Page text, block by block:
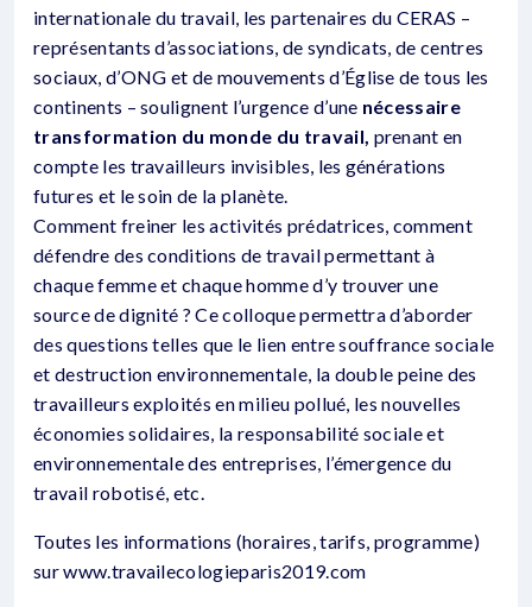
internationale du travail, les partenaires du CERAS –
représentants d’associations, de syndicats, de centres
sociaux, d’ONG et de mouvements d’Église de tous les
continents – soulignent l’urgence d’une nécessaire
transformation du monde du travail, prenant en
compte les travailleurs invisibles, les générations
futures et le soin de la planète.
Comment freiner les activités prédatrices, comment
défendre des conditions de travail permettant à
chaque femme et chaque homme d’y trouver une
source de dignité ? Ce colloque permettra d’aborder
des questions telles que le lien entre souffrance sociale
et destruction environnementale, la double peine des
travailleurs exploités en milieu pollué, les nouvelles
économies solidaires, la responsabilité sociale et
environnementale des entreprises, l’émergence du
travail robotisé, etc.
Toutes les informations (horaires, tarifs, programme)
sur www.travailecologieparis2019.com